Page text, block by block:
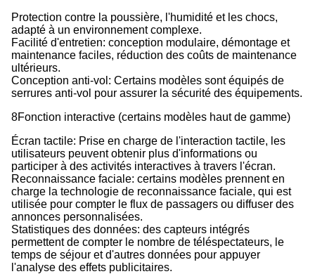
Protection contre la poussière, l'humidité et les chocs,
adapté à un environnement complexe.
Facilité d'entretien: conception modulaire, démontage et
maintenance faciles, réduction des coûts de maintenance
ultérieurs.
Conception anti-vol: Certains modèles sont équipés de
serrures anti-vol pour assurer la sécurité des équipements.
8Fonction interactive (certains modèles haut de gamme)
Écran tactile: Prise en charge de l'interaction tactile, les
utilisateurs peuvent obtenir plus d'informations ou
participer à des activités interactives à travers l'écran.
Reconnaissance faciale: certains modèles prennent en
charge la technologie de reconnaissance faciale, qui est
utilisée pour compter le flux de passagers ou diffuser des
annonces personnalisées.
Statistiques des données: des capteurs intégrés
permettent de compter le nombre de téléspectateurs, le
temps de séjour et d'autres données pour appuyer
l'analyse des effets publicitaires.